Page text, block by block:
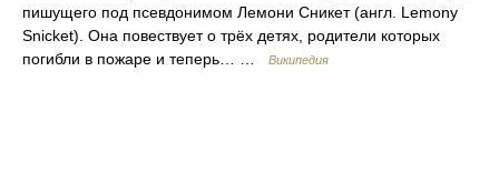
пишущего под псевдонимом Лемони Сникет (англ. Lemony
Snicket). Она повествует о трёх детях, родители которых
погибли в пожаре и теперь… …
Википедия